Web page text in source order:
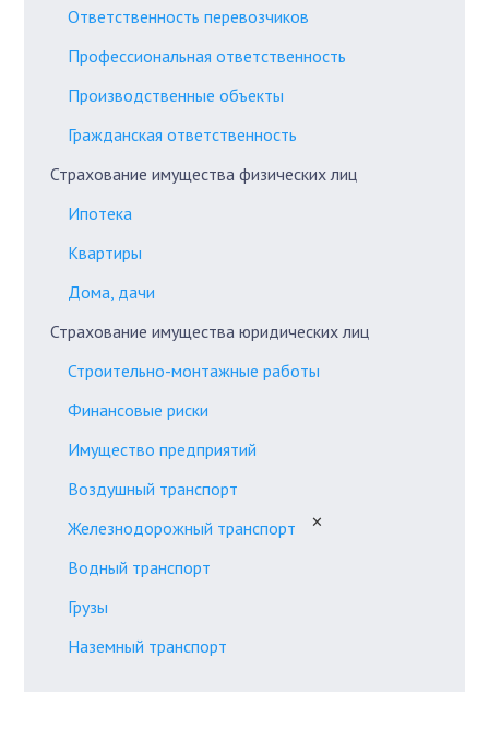
Ответственность перевозчиков
Профессиональная ответственность
Производственные объекты
Гражданская ответственность
Страхование имущества физических лиц
Ипотека
Квартиры
Дома, дачи
Страхование имущества юридических лиц
Строительно-монтажные работы
Финансовые риски
Имущество предприятий
Воздушный транспорт
Железнодорожный транспорт
✕
Водный транспорт
Грузы
Наземный транспорт